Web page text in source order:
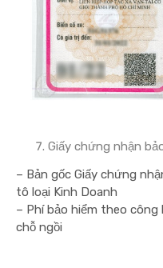
Giấy chứng nhận
– Bản gốc Giấy chứng
tô loại Kinh Doanh
– Phí bảo hiểm theo
chỗ ngồi